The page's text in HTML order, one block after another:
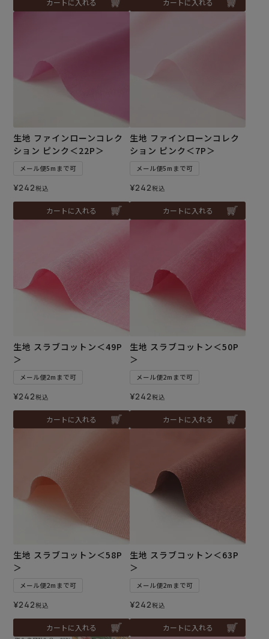
生地 ファインローンコレク
ション ピンク＜22P＞
メール便5mまで可
¥242税込
カートに入れる
生地 ファインローンコレク
ション ピンク＜7P＞
メール便5mまで可
¥242税込
カートに入れる
生地 スラブコットン＜49P
＞
メール便2mまで可
¥242税込
カートに入れる
生地 スラブコットン＜50P
＞
メール便2mまで可
¥242税込
カートに入れる
生地 スラブコットン＜58P
＞
メール便2mまで可
¥242税込
カートに入れる
生地 スラブコットン＜63P
＞
メール便2mまで可
¥242税込
カートに入れる